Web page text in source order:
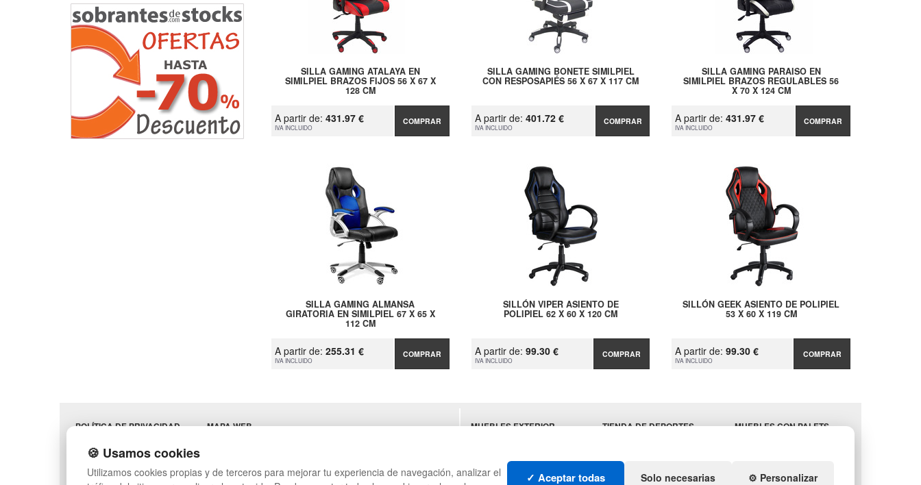
SILLA GAMING ATALAYA EN
SIMILPIEL BRAZOS FIJOS 56 X 67 X
128 CM
A partir de: 431.97 €
IVA INCLUIDO
COMPRAR
SILLA GAMING BONETE SIMILPIEL
CON RESPOSAPIÉS 56 X 67 X 117 CM
A partir de: 401.72 €
IVA INCLUIDO
COMPRAR
SILLA GAMING PARAISO EN
SIMILPIEL BRAZOS REGULABLES 56
X 70 X 124 CM
A partir de:431.97 €
IVA INCLUIDO
COMPRAR
SILLA GAMING ALMANSA
GIRATORIA EN SIMILPIEL 67 X 65 X
112 CM
A partir de: 255.31 €
IVA INCLUIDO
COMPRAR
SILLÓN VIPER ASIENTO DE
POLIPIEL 62 X 60 X 120 CM
A partir de: 99.30 €
IVA INCLUIDO
COMPRAR
SILLÓN GEEK ASIENTO DE POLIPIEL
53 X 60 X 119 CM
A partir de:99.30 €
IVA INCLUIDO
COMPRAR
POLÍTICA DE PRIVACIDAD
CAMBIOS Y
DEVOLUCIONES
CONTACTO
MAPA WEB
MUEBLES EXTERIOR
TIENDA DE DEPORTES
HOSTELERÍA
MUEBLES CON PALETS
🍪 Usamos cookies
Utilizamos cookies propias y de terceros para mejorar tu experiencia de navegación, analizar el
✓ Aceptar todas Solo necesarias ⚙️ Personalizar